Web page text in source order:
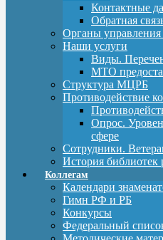
Контактные
Обратная
Органы управления
Наши услуги
Виды.
МТО
Структура МЦРБ
Противодействие
Опрос.
сфере
Сотрудники.
История библиотек
Коллегам
Календари
Гимн РФ и РБ
Конкурсы
Федеральный